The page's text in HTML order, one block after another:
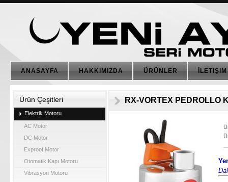
ANASAYFA HAKKIMIZDA ÜRÜNLER İLETIŞIM
Ürün Çeşitleri
Elektrik Motoru
AC Motor
DC Motor
Exproof Motor
Otomatik Kapı Motoru
Vibrasyon Motoru
RX-VORTEX PEDROLLO